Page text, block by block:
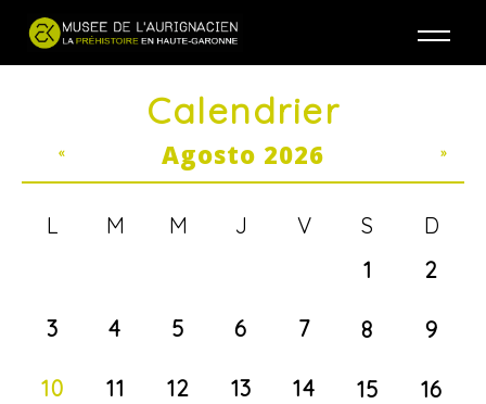
Calendrier
Agosto 2026
« »
L M M J V S
D
1
2
3 4 5 6 7 8 9
10 11 12 13 14 15 16